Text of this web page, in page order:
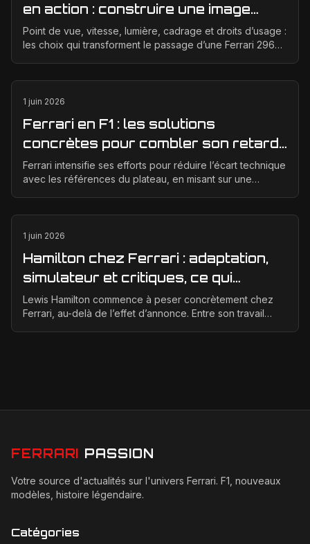
en action : construire une image
éditoriale qui raconte la course
Point de vue, vitesse, lumière, cadrage et droits d’usage :
les choix qui transforment le passage d’une Ferrari 296
1 juin 2026
Ferrari en F1 : les solutions
concrètes pour combler son retard
technique en 2026
Ferrari intensifie ses efforts pour réduire l’écart technique
avec les références du plateau, en misant sur une
1 juin 2026
Hamilton chez Ferrari : adaptation,
simulateur et critiques, ce qui
change vraiment pour la Scuderia
Lewis Hamilton commence à peser concrètement chez
Ferrari, au-delà de l’effet d’annonce. Entre son travail
FERRARI PASSION
Votre source d'actualités sur l'univers Ferrari. F1, nouveaux
modèles, histoire légendaire.
Catégories